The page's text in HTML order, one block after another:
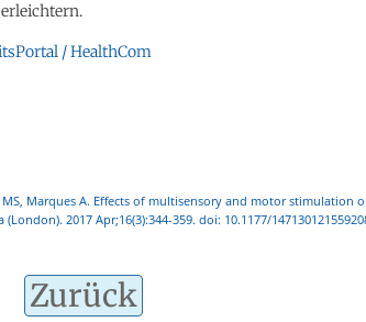
/ HealthCom
MS, Marques A. Effects of multisensory and motor stimulation
2017 Apr;16(3):344-359. doi: 10.1177/
Zurück